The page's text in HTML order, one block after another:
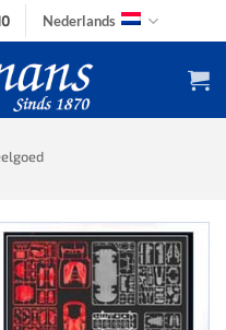
Nederlands